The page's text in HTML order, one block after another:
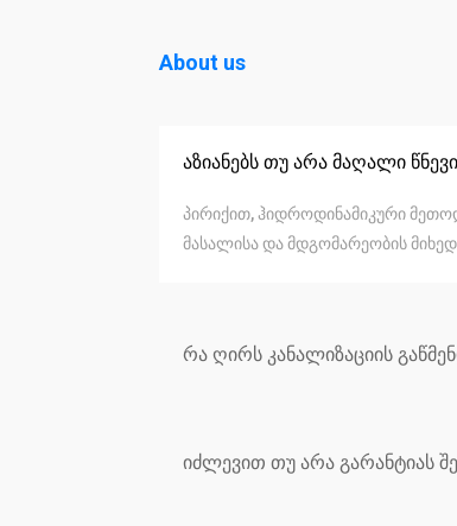
About us
აზიანებს თუ არა მაღალი
პირიქით, ჰიდროდინამიკური
მასალისა და მდგომარეობის
რა ღირს კანალიზაციის
იძლევით თუ არა გარანტიას